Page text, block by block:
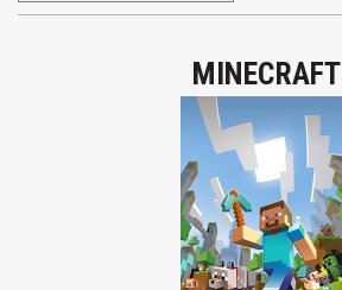
MINECRAFT